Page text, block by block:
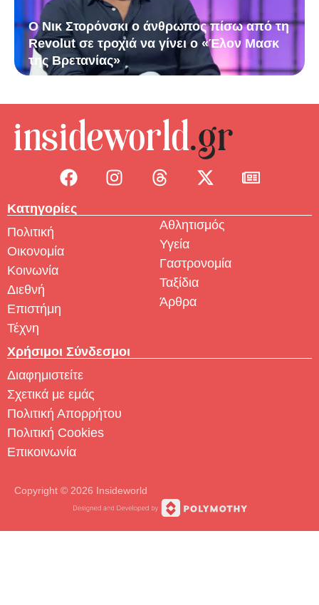
Ο Νικ Στορόνσκι ο άνθρωπος πίσω από τη
Revolut σε τροχιά να γίνει ο «Έλον Μασκ
της Βρετανίας»
Κατηγορίες
Πολιτική
Οικονομία
Κοινωνία
Διεθνή
Επιστήμη
Τέχνη
Αθλητισμός
Υγεία
Γαστρονομία
Ταξίδια
Άρθρα
Χρήσιμοι Σύνδεσμοι
Διαφημιστείτε
Σχετικά με εμάς
Πολιτική Απορρήτου
Πολιτική Cookies
Επικοινωνία
Copyright © 2026 Insideworld